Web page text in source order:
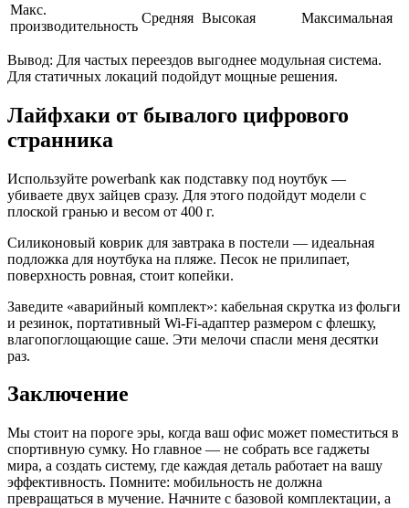
Макс.
производительность
Средняя Высокая Максимальная
Вывод: Для частых переездов выгоднее модульная система.
Для статичных локаций подойдут мощные решения.
Лайфхаки от бывалого цифрового
странника
Используйте powerbank как подставку под ноутбук —
убиваете двух зайцев сразу. Для этого подойдут модели с
плоской гранью и весом от 400 г.
Силиконовый коврик для завтрака в постели — идеальная
подложка для ноутбука на пляже. Песок не прилипает,
поверхность ровная, стоит копейки.
Заведите «аварийный комплект»: кабельная скрутка из фольги
и резинок, портативный Wi-Fi-адаптер размером с флешку,
влагопоглощающие саше. Эти мелочи спасли меня десятки
раз.
Заключение
Мы стоит на пороге эры, когда ваш офис может поместиться в
спортивную сумку. Но главное — не собрать все гаджеты
мира, а создать систему, где каждая деталь работает на вашу
эффективность. Помните: мобильность не должна
превращаться в мучение. Начните с базовой комплектации, а